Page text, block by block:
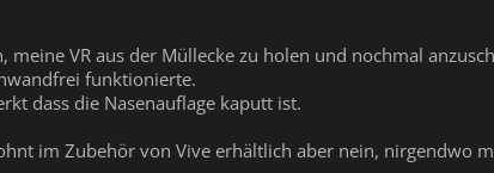
VR aus der Müllecke zu holen und nochmal
funktionierte.
dass die Nasenauflage kaputt ist.
im Zubehör von Vive erhältlich aber nein, nirgendwo